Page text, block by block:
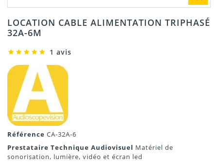
LOCATION CABLE ALIMENTATION TRIPHASÉ
32A-6M
1 avis
Référence CA-32A-6
Prestataire Technique Audiovisuel Matériel de
sonorisation, lumière, vidéo et écran led